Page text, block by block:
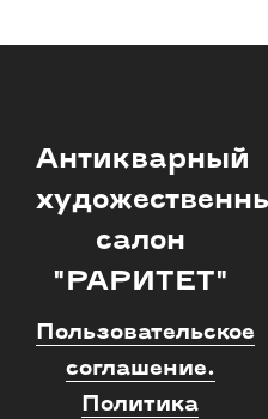
Антикварный
салон
"РАРИТЕТ"
Пользовательское
соглашение.
Политика